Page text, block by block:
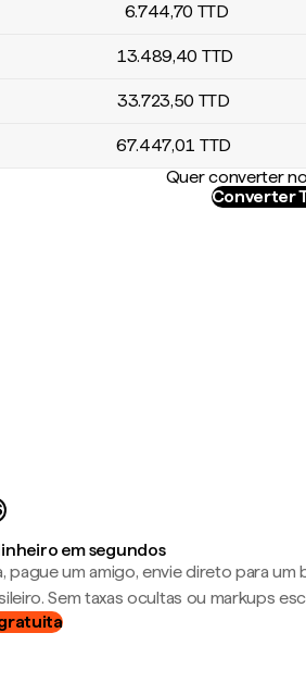
6.744,70 TTD
13.489,40 TTD
33.723,50 TTD
67.447,01 TTD
Quer converter
Converter
em segundos
pague um amigo, envie direto para um
Sem taxas ocultas ou markups